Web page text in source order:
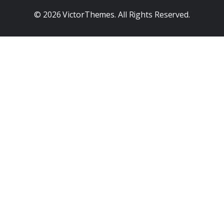
© 2026VictorThemes. All Rights Reserved.